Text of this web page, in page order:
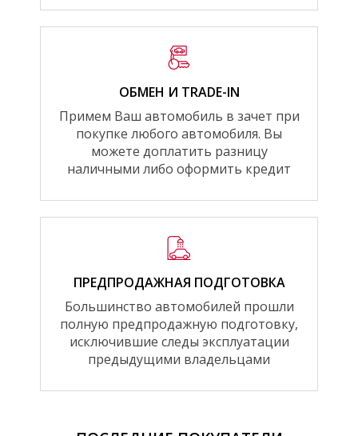
ОБМЕН И TRADE-IN
Примем Ваш автомобиль в зачет при
покупке любого автомобиля. Вы
можете доплатить разницу
наличными либо оформить кредит
ПРЕДПРОДАЖНАЯ ПОДГОТОВКА
Большинство автомобилей прошли
полную предпродажную подготовку,
исключившие следы эксплуатации
предыдущими владельцами